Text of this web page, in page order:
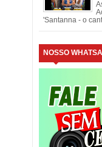
'Santanna - o
NOSSO